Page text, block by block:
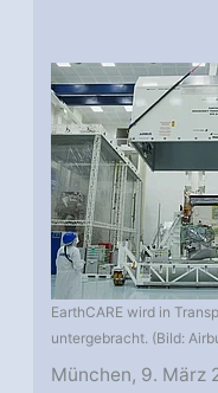
EarthCARE wird in
untergebracht. (Bild:
München, 9. März